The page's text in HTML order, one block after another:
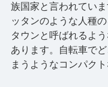
族国家と言われてい
ッタンのような人種
タウンと呼ばれるよ
あります。自転車で
まうようなコンパクト